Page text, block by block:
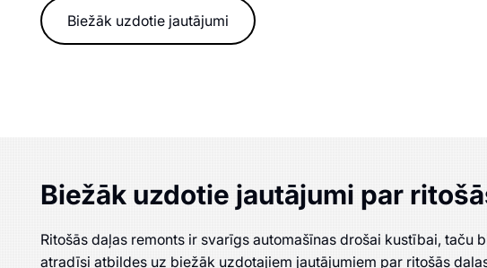
Biežāk uzdotie jautājumi
Biežāk uzdotie jautājumi par
Ritošās daļas remonts ir svarīgs automašīnas drošai kustībai, taču
atradīsi atbildes uz biežāk uzdotajiem jautājumiem par ritošās